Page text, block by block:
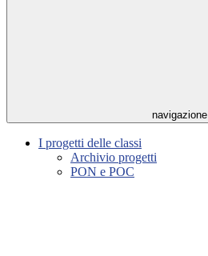
navigazione
I progetti delle classi
Archivio progetti
PON e POC